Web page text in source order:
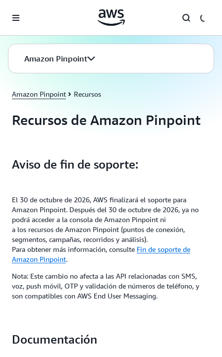
Amazon Pinpoint
Amazon Pinpoint Recursos
Recursos de Amazon Pinpoint
Aviso de fin de soporte:
El 30 de octubre de 2026, AWS finalizará el soporte para
Amazon Pinpoint. Después del 30 de octubre de 2026, ya no
podrá acceder a la consola de Amazon Pinpoint ni
a los recursos de Amazon Pinpoint (puntos de conexión,
segmentos, campañas, recorridos y análisis).
Para obtener más información, consulte Fin de soporte de
Amazon Pinpoint.
Nota: Este cambio no afecta a las API relacionadas con SMS,
voz, push móvil, OTP y validación de números de teléfono, y
son compatibles con AWS End User Messaging.
Documentación